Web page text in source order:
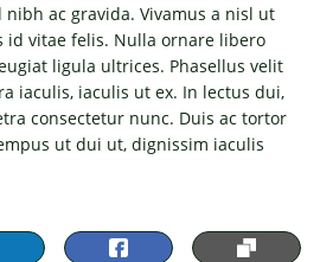
ac gravida. Vivamus a nisl ut
id vitae felis. Nulla ornare libero
ligula ultrices. Phasellus velit
iaculis, iaculis ut ex. In lectus dui,
consectetur nunc. Duis ac tortor
ut dui ut, dignissim iaculis